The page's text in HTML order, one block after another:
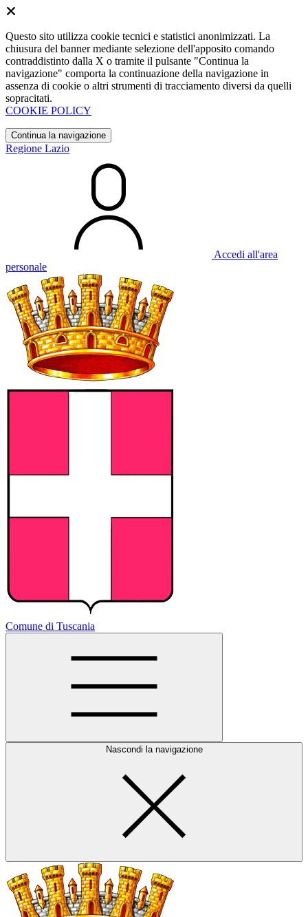
Questo sito utilizza cookie tecnici e statistici anonimizzati. La
chiusura del banner mediante selezione dell'apposito comando
contraddistinto dalla X o tramite il pulsante "Continua la
navigazione" comporta la continuazione della navigazione in
assenza di cookie o altri strumenti di tracciamento diversi da quelli
sopracitati.
COOKIE POLICY
Continua la navigazione
Regione Lazio
Accedi all'area
personale
Comune di Tuscania
Nascondi la navigazione